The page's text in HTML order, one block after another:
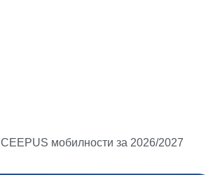
CEEPUS мобилности за 2026/2027